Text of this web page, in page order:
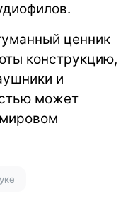
ценник
конструкцию,
и
может